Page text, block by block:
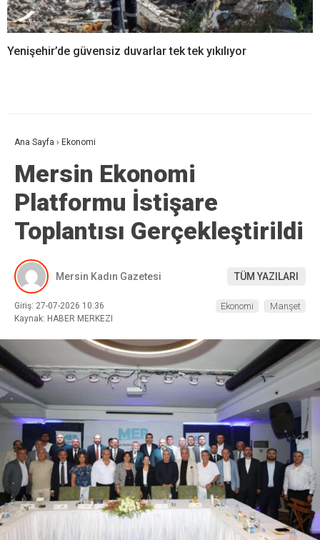
Yenişehir’de güvensiz duvarlar tek tek yıkılıyor
Ana Sayfa › Ekonomi
Mersin Ekonomi
Platformu İstişare
Toplantısı Gerçekleştirildi
Mersin Kadın Gazetesi TÜM YAZILARI
Giriş: 27-07-2026 10:36
Kaynak: HABER MERKEZI
Ekonomi Manşet